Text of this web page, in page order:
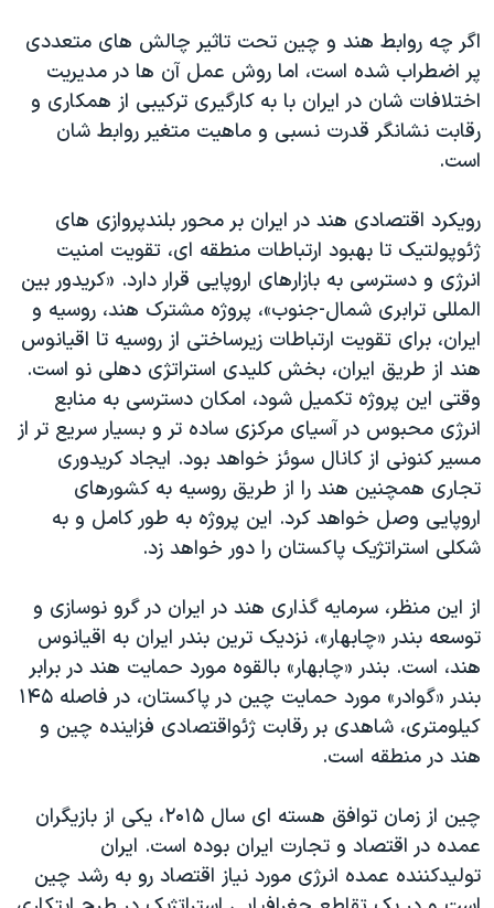
صفحه‌های ویژه
سفر پرزیدنت ترامپ به چین
اگر چه روابط هند و چین تحت تاثیر چالش های متعددی
پر اضطراب شده است، اما روش عمل آن ها در مدیریت
اختلافات شان در ایران با به کارگیری ترکیبی از همکاری و
رقابت نشانگر قدرت نسبی و ماهیت متغیر روابط شان
است.
رویکرد اقتصادی هند در ایران بر محور بلندپروازی های
ژئوپولتیک تا بهبود ارتباطات منطقه ای، تقویت امنیت
انرژی و دسترسی به بازارهای اروپایی قرار دارد. «کریدور بین
المللی ترابری شمال-جنوب»، پروژه مشترک هند، روسیه و
ایران، برای تقویت ارتباطات زیرساختی از روسیه تا اقیانوس
هند از طریق ایران، بخش کلیدی استراتژی دهلی نو است.
وقتی این پروژه تکمیل شود، امکان دسترسی به منابع
انرژی محبوس در آسیای مرکزی ساده تر و بسیار سریع تر از
مسیر کنونی از کانال سوئز خواهد بود. ایجاد کریدوری
تجاری همچنین هند را از طریق روسیه به کشورهای
اروپایی وصل خواهد کرد. این پروژه به طور کامل و به
شکلی استراتژیک پاکستان را دور خواهد زد.
از این منظر، سرمایه گذاری هند در ایران در گرو نوسازی و
توسعه بندر «چابهار»، نزدیک ترین بندر ایران به اقیانوس
هند، است. بندر «چابهار» بالقوه مورد حمایت هند در برابر
بندر «گوادر» مورد حمایت چین در پاکستان، در فاصله ۱۴۵
کیلومتری، شاهدی بر رقابت ژئواقتصادی فزاینده چین و
هند در منطقه است.
چین از زمان توافق هسته ای سال ۲۰۱۵، یکی از بازیگران
عمده در اقتصاد و تجارت ایران بوده است. ایران
تولیدکننده عمده انرژی مورد نیاز اقتصاد رو به رشد چین